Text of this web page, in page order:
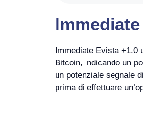
Immediate Evista
Bitcoin, indicando un
un potenziale segnale
prima di effettuare